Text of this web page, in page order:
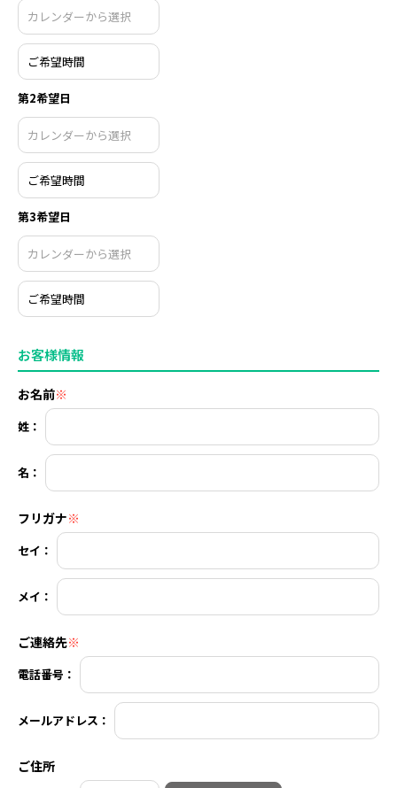
第2希望日
第3希望日
お客様情報
お名前※
姓：
名：
フリガナ※
セイ：
メイ：
ご連絡先※
電話番号：
メールアドレス：
ご住所